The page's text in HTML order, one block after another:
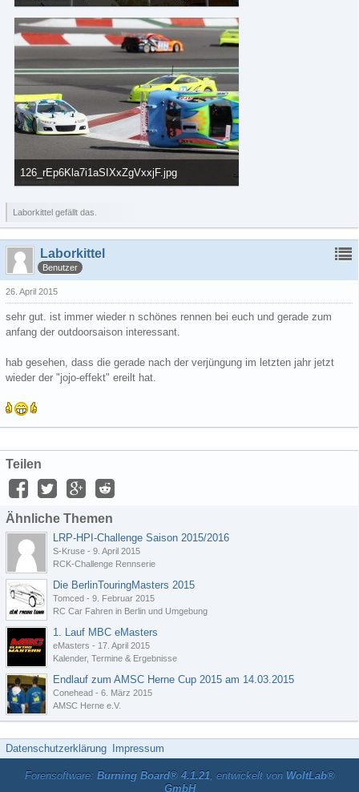
257,33 kB, 800×533, 646 mal angesehen
126_rEp6Kla7i1aSIXxZgVxxjF.jpg
256,28 kB, 800×533, 681 mal angesehen
Laborkittel gefällt das.
Laborkittel
Benutzer
26. April 2015
sehr gut. ist immer wieder n schönes rennen bei euch und gerade zum
anfang der outdoorsaison interessant.
hab gesehen, dass die gerade nach der verjüngung im letzten jahr jetzt
wieder der "jojo-effekt" ereilt hat.
Teilen
Ähnliche Themen
LRP-HPI-Challenge Saison 2015/2016
S-Kruse - 9. April 2015
RCK-Challenge Rennserie
Die BerlinTouringMasters 2015
Tomced - 9. Februar 2015
RC Car Fahren in Berlin und Umgebung
1. Lauf MBC eMasters
eMasters - 17. April 2015
Kalender, Termine & Ergebnisse
Endlauf zum AMSC Herne Cup 2015 am 14.03.2015
Conehead - 6. März 2015
AMSC Herne e.V.
Datenschutzerklärung Impressum
Forensoftware: Burning Board® 4.1.21, entwickelt von WoltLab®
GmbH